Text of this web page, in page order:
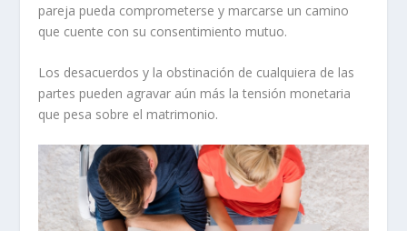
pareja pueda comprometerse y marcarse un camino
que cuente con su consentimiento mutuo.
Los desacuerdos y la obstinación de cualquiera de las
partes pueden agravar aún más la tensión monetaria
que pesa sobre el matrimonio.